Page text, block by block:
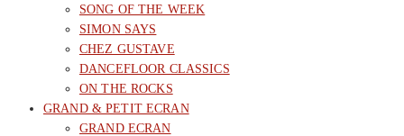
SONG OF THE WEEK
SIMON SAYS
CHEZ GUSTAVE
DANCEFLOOR CLASSICS
ON THE ROCKS
GRAND & PETIT ECRAN
GRAND ECRAN